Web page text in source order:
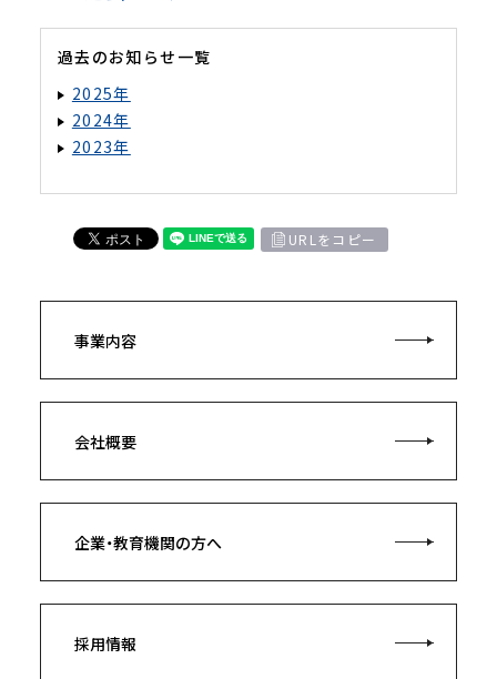
過去のお知らせ一覧
2025年
2024年
2023年
URLをコピー
事業内容
会社概要
企業・教育機関の方へ
採用情報